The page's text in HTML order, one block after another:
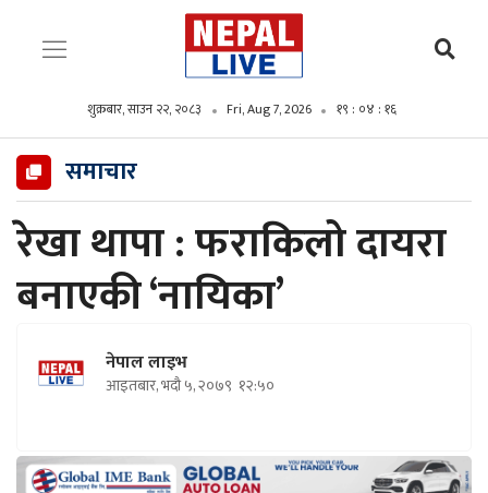
शुक्रबार, साउन २२, २०८३ Fri, Aug 7, 2026 १९ : ०४ : १८
समाचार
रेखा थापा : फराकिलो दायरा
बनाएकी ‘नायिका’
नेपाल लाइभ
आइतबार, भदौ ५, २०७९ १२:५०